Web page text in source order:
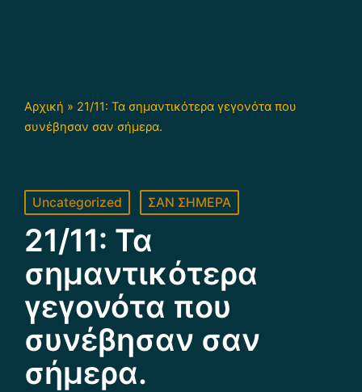
Αρχική » 21/11: Τα σημαντικότερα γεγονότα που
συνέβησαν σαν σήμερα.
Posted
Uncategorized ΣΑΝ ΣΗΜΕΡΑ
21/11: Τα
σημαντικότερα
γεγονότα που
συνέβησαν σαν
σήμερα.